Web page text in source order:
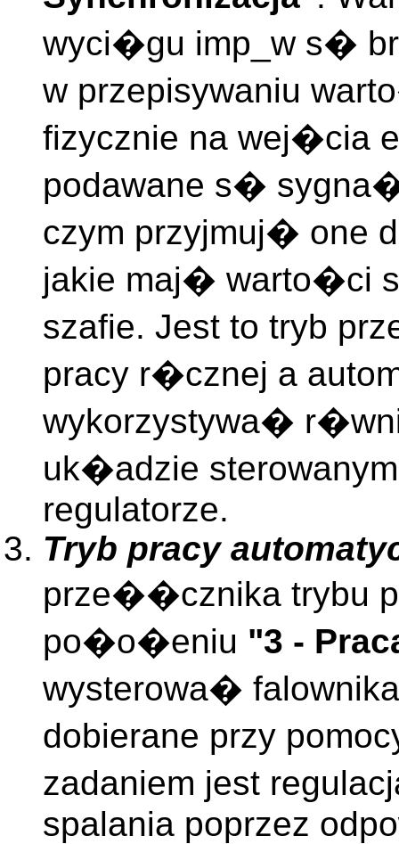
wyci�gu imp_w s�
w przepisywaniu
fizycznie na wej�cia
podawane s�
czym przyjmuj� one
jakie maj� warto�ci
szafie. Jest to tryb
pracy r�cznej a
wykorzystywa�
uk�adzie
regulatorze.
Tryb pracy
prze��cznika trybu
po�o�eniu "3 -
wysterowa�
dobierane przy
zadaniem jest
spalania poprzez